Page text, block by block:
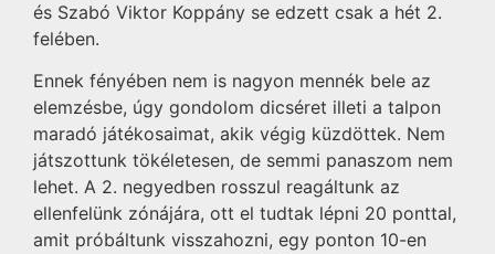
és Szabó Viktor Koppány se edzett csak a hét 2.
felében.
Ennek fényében nem is nagyon mennék bele az
elemzésbe, úgy gondolom dicséret illeti a talpon
maradó játékosaimat, akik végig küzdöttek. Nem
játszottunk tökéletesen, de semmi panaszom nem
lehet. A 2. negyedben rosszul reagáltunk az
ellenfelünk zónájára, ott el tudtak lépni 20 ponttal,
amit próbáltunk visszahozni, egy ponton 10-en